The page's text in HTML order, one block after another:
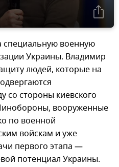
специальную военную
Украины. Владимир
людей, которые на
со стороны киевского
вооруженные
по военной
войскам и уже
первого этапа —
потенциал Украины.